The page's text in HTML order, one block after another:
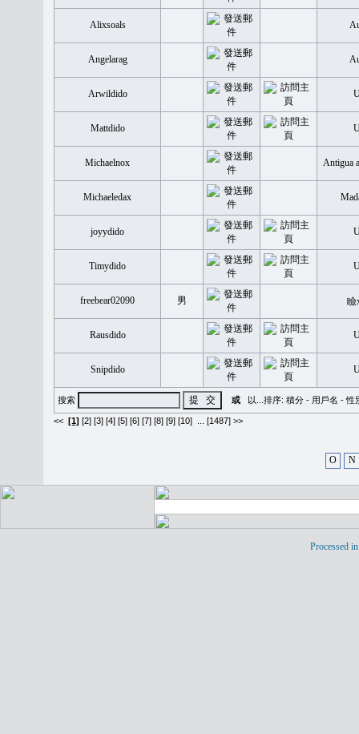
Alixsoals
Angelarag
Arwildido
Mattdido
Michaelnox Antigua
Michaeledax
joyydido
Timydido
freebear02090 男
Rausdido
Snipdido
搜索 或 以...排序: 積分 - 用戶名 -性
<< [1] [2] [3] [4] [5] [6] [7] [8] [9] [10] [1487] >>
O N
Processed